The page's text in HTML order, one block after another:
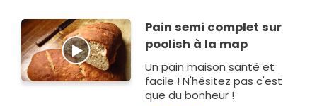
bien…
Pain semi complet sur
poolish à la map
Un pain maison santé et
facile ! N'hésitez pas c'est
que du bonheur !